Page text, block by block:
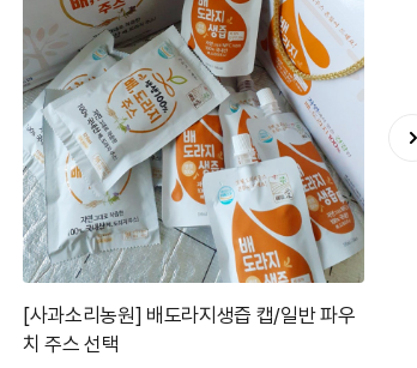
[한국도라지] 용각청액상차 500ml/500ml
x 2